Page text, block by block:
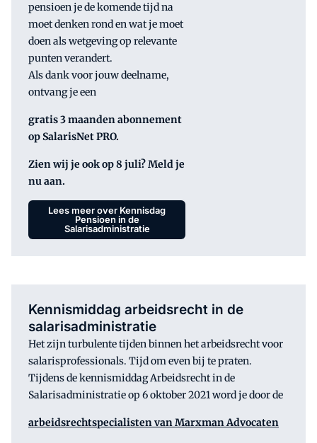
pensioen je de komende tijd na
moet denken rond en wat je moet
doen als wetgeving op relevante
punten verandert.
Als dank voor jouw deelname,
ontvang je een
gratis 3 maanden abonnement
op SalarisNet PRO.
Zien wij je ook op 8 juli? Meld je
nu aan.
Lees meer over Kennisdag
Pensioen in de
Salarisadministratie
Kennismiddag arbeidsrecht in de
salarisadministratie
Het zijn turbulente tijden binnen het arbeidsrecht voor
salarisprofessionals. Tijd om even bij te praten.
Tijdens de kennismiddag Arbeidsrecht in de
Salarisadministratie op 6 oktober 2021 word je door de
arbeidsrechtspecialisten van Marxman Advocaten